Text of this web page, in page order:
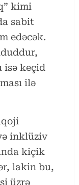
kimi
sabit
edəcək.
isə keçid
ilə
inklüziv
kiçik
lakin bu,
üzrə